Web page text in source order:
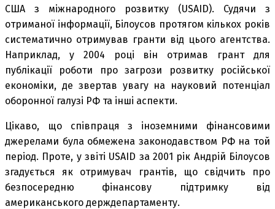
США з міжнародного розвитку (USAID). Судячи з
отриманої інформації, Білоусов протягом кількох років
систематично отримував гранти від цього агентства.
Наприклад, у 2004 році він отримав грант для
публікації роботи про загрози розвитку російської
економіки, де звертав увагу на науковий потенціал
оборонної галузі РФ та інші аспекти.
Цікаво, що співпраця з іноземними фінансовими
джерелами була обмежена законодавством РФ на той
період. Проте, у звіті USAID за 2001 рік Андрій Білоусов
згадується як отримувач грантів, що свідчить про
безпосередню фінансову підтримку від
американського держдепартаменту.